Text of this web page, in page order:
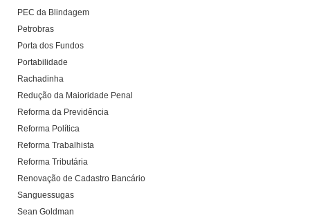
PEC da Blindagem
Petrobras
Porta dos Fundos
Portabilidade
Rachadinha
Redução da Maioridade Penal
Reforma da Previdência
Reforma Política
Reforma Trabalhista
Reforma Tributária
Renovação de Cadastro Bancário
Sanguessugas
Sean Goldman